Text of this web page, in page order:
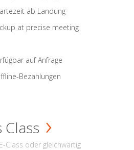
ab Landung
at precise meeting
auf Anfrage
Bezahlungen
Class
Class oder gleichwärtig